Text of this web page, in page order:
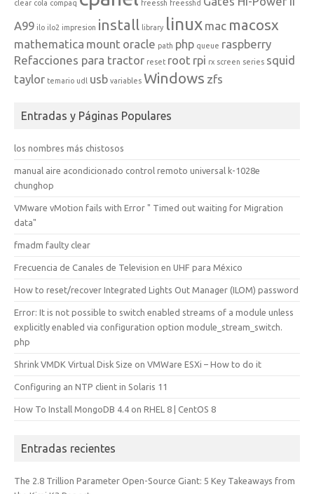
clear cola compaq freessh freesshd
A99 ilo ilo2 impresion install library linux mac macosx
mathematica mount oracle path php queue raspberry
Refacciones para tractor reset root rpi rx screen series squid
taylor temario udl usb variables Windows zfs
Entradas y Páginas Populares
los nombres más chistosos
manual aire acondicionado control remoto universal k-1028e
chunghop
VMware vMotion fails with Error " Timed out waiting for Migration
data"
fmadm faulty clear
Frecuencia de Canales de Television en UHF para México
How to reset/recover Integrated Lights Out Manager (ILOM) password
Error: It is not possible to switch enabled streams of a module unless
explicitly enabled via configuration option module_stream_switch.
php
Shrink VMDK Virtual Disk Size on VMWare ESXi – How to do it
Configuring an NTP client in Solaris 11
How To Install MongoDB 4.4 on RHEL 8 | CentOS 8
Entradas recientes
The 2.8 Trillion Parameter Open-Source Giant: 5 Key Takeaways from